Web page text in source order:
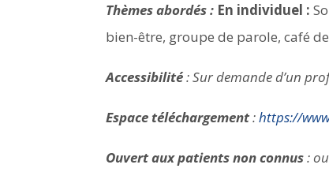
Thèmes abordés : En individuel :
bien-être, groupe de parole, café
Accessibilité: Sur demande d’un
Espace téléchargement:https://
Ouvert aux patients non connus: